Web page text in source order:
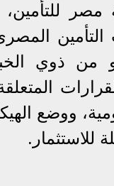
للتأمين،
ذوي
ووضع
للاستثمار.